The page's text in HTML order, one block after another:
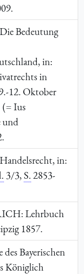
Bedeutung
in:
in
12. Oktober
(= Ius
und
Handelsrecht, in:
3/3,S.2853-
: Lehrbuch
1857.
des Bayerischen
Königlich